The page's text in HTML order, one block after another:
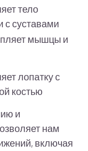
тело
с суставами
мышцы и
лопатку с
костью
и
нам
включая